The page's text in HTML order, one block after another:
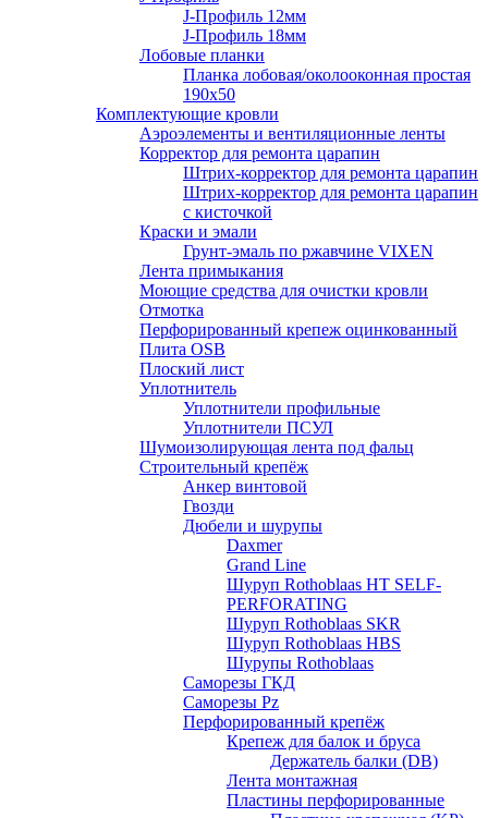
J-Профиль 12мм
J-Профиль 18мм
Лобовые планки
Планка лобовая/околооконная простая
190х50
Комплектующие кровли
Аэроэлементы и вентиляционные ленты
Корректор для ремонта царапин
Штрих-корректор для ремонта царапин
Штрих-корректор для ремонта царапин
с кисточкой
Краски и эмали
Грунт-эмаль по ржавчине VIXEN
Лента примыкания
Моющие средства для очистки кровли
Отмотка
Перфорированный крепеж оцинкованный
Плита OSB
Плоский лист
Уплотнитель
Уплотнители профильные
Уплотнители ПСУЛ
Шумоизолирующая лента под фальц
Строительный крепёж
Анкер винтовой
Гвозди
Дюбели и шурупы
Daxmer
Grand Line
Шуруп Rothoblaas HT SELF-
PERFORATING
Шуруп Rothoblaas SKR
Шуруп Rothoblaas НВS
Шурупы Rothoblaas
Саморeзы ГКД
Саморезы Pz
Перфорированный крепёж
Крепеж для балок и бруса
Держатель балки (DB)
Лента монтажнaя
Пластины перфорированные